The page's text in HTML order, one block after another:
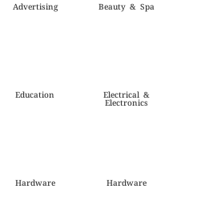
Advertising Beauty & Spa
Education Electrical &
Electronics
Hardware Hardware